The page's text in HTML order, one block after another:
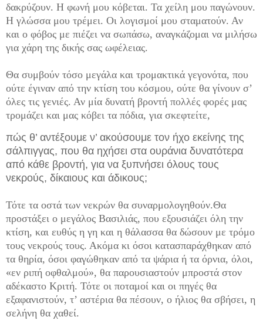
δακρύζουν. Η φωνή μου κόβεται. Τα χείλη μου παγώνουν.
Η γλώσσα μου τρέμει. Οι λογισμοί μου σταματούν. Αν
και ο φόβος με πιέζει να σωπάσω, αναγκάζομαι να μιλήσω
για χάρη της δικής σας ωφέλειας.
Θα συμβούν τόσο μεγάλα και τρομακτικά γεγονότα, που
ούτε έγιναν από την κτίση του κόσμου, ούτε θα γίνουν σ’
όλες τις γενιές. Αν μία δυνατή βροντή πολλές φορές μας
τρομάζει και μας κόβει τα πόδια, για σκεφτείτε,
πώς θ’ αντέξουμε ν’ ακούσουμε τον ήχο εκείνης της
σάλπιγγας, που θα ηχήσει στα ουράνια δυνατότερα
από κάθε βροντή, για να ξυπνήσει όλους τους
νεκρούς, δίκαιους και άδικους;
Τότε τα οστά των νεκρών θα συναρμολογηθούν.Θα
προστάξει ο μεγάλος Βασιλιάς, που εξουσιάζει όλη την
κτίση, και ευθύς η γη και η θάλασσα θα δώσουν με τρόμο
τους νεκρούς τους. Ακόμα κι όσοι κατασπαράχθηκαν από
τα θηρία, όσοι φαγώθηκαν από τα ψάρια ή τα όρνια, όλοι,
«εν ριπή οφθαλμού», θα παρουσιαστούν μπροστά στον
αδέκαστο Κριτή. Τότε οι ποταμοί και οι πηγές θα
εξαφανιστούν, τ’ αστέρια θα πέσουν, ο ήλιος θα σβήσει, η
σελήνη θα χαθεί.